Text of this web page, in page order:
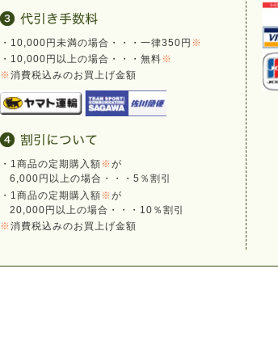
・10,000円未満の場合・・・一律350円 ※
・10,000円以上の場合・・・無料※
※消費税込みのお買上げ金額
・1商品の定期購入額※が
6,000円以上の場合・・・5％割引
・1商品の定期購入額※が
20,000円以上の場合・・・10％割引
※消費税込みのお買上げ金額